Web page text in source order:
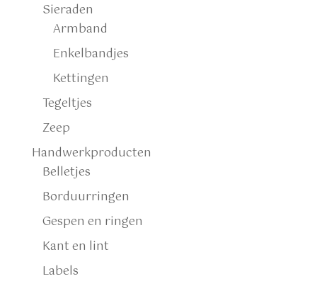
Sieraden
Armband
Enkelbandjes
Kettingen
Tegeltjes
Zeep
Handwerkproducten
Belletjes
Borduurringen
Gespen en ringen
Kant en lint
Labels